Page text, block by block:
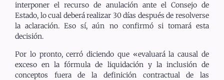
interponer el recurso de anulación ante el Consejo de
Estado, lo cual deberá realizar 30 días después de resolverse
la aclaración. Eso sí, aún no confirmó si tomará esta
decisión.
Por lo pronto, cerró diciendo que «evaluará la causal de
exceso en la fórmula de liquidación y la inclusión de
conceptos fuera de la definición contractual de las